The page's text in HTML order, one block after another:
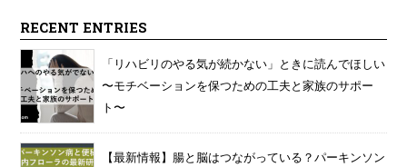
RECENT ENTRIES
「リハビリのやる気が続かない」ときに読んでほしい
〜モチベーションを保つための工夫と家族のサポー
ト〜
【最新情報】腸と脳はつながっている？パーキンソン